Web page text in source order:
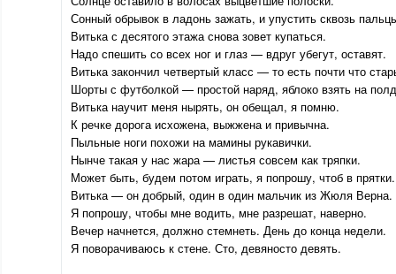
Сонный обрывок в ладонь зажать, и упустить сквозь
Витька с десятого этажа снова зовет купаться.
Надо спешить со всех ног и глаз — вдруг убегут, оставят.
Витька закончил четвертый класс — то есть почти что
Шорты с футболкой — простой наряд, яблоко взять на
Витька научит меня нырять, он обещал, я помню.
К речке дорога исхожена, выжжена и привычна.
Пыльные ноги похожи на мамины рукавички.
Нынче такая у нас жара — листья совсем как тряпки.
Может быть, будем потом играть, я попрошу, чтоб в прятки.
Витька — он добрый, один в один мальчик из Жюля Верна.
Я попрошу, чтобы мне водить, мне разрешат, наверно.
Вечер начнется, должно стемнеть. День до конца недели.
Я поворачиваюсь к стене. Сто, девяносто девять.